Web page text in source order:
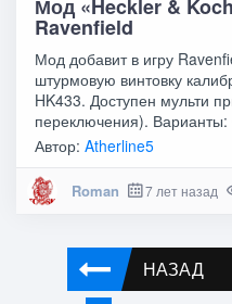
Мод «Heckler &
Ravenfield
Мод добавит в игру
штурмовую винтовку
HK433. Доступен мульти
переключения). Варианты:
Автор:Atherline5
Roman 7 лет назад
НАЗАД